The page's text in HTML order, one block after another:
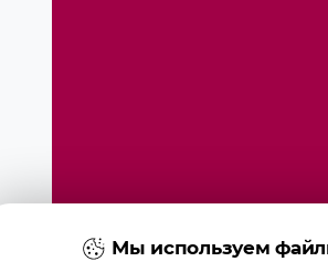
Мы используем